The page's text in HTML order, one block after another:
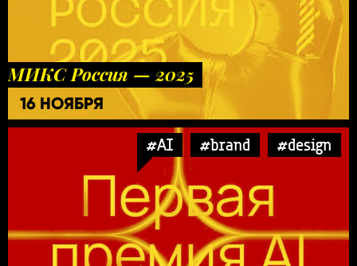
МИКС Россия — 2025
16 НОЯБРЯ
#AI #brand #design